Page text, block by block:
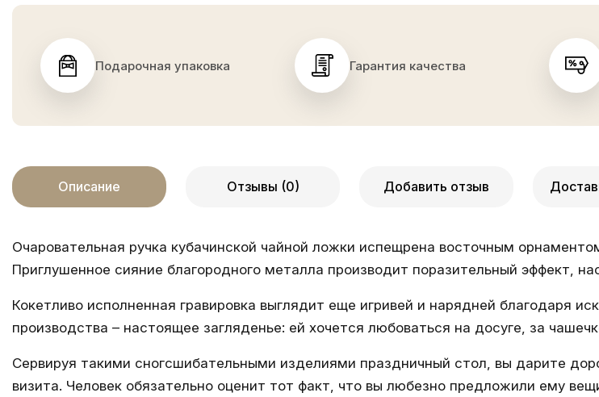
Подарочная упаковка Гарантия качества
Описание Отзывы (0) Добавить отзыв
Очаровательная ручка кубачинской чайной ложки испещрена восточным
Приглушенное сияние благородного металла производит поразительный эффект,
Кокетливо исполненная гравировка выглядит еще игривей и нарядней благодаря
производства – настоящее загляденье: ей хочется любоваться на досуге, за
Сервируя такими сногсшибательными изделиями праздничный стол, вы дарите
визита. Человек обязательно оценит тот факт, что вы любезно предложили ему